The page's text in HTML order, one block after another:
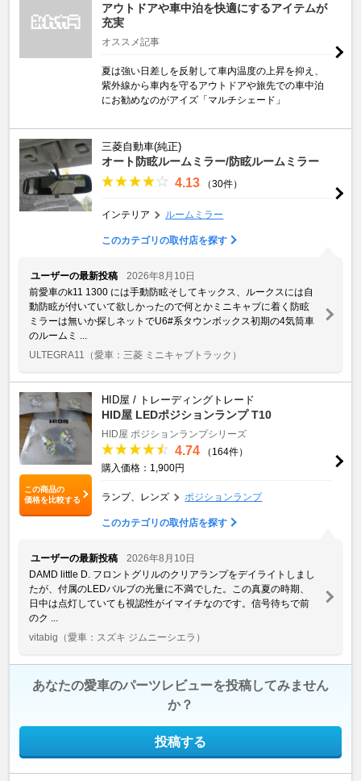
アウトドアや車中泊を快適にするアイテムが
充実
オススメ記事
夏は強い日差しを反射して車内温度の上昇を抑え、
紫外線から車内を守るアウトドアや旅先での車中泊
にお勧めなのがアイズ「マルチシェード」
三菱自動車(純正)
オート防眩ルームミラー/防眩ルームミラー
4.13 （30件）
インテリア ルームミラー
このカテゴリの取付店を探す
ユーザーの最新投稿
2026年8月10日
前愛車のk11 1300 には手動防眩そしてキックス、ルークスには自
動防眩が付いていて欲しかったので何とかミニキャブに着く防眩
ミラーは無いか探しネットでU6#系タウンボックス初期の4気筒車
のルームミ ...
ULTEGRA11
（愛車：三菱 ミニキャブトラック）
この商品の
価格を比較する
HID屋 / トレーディングトレード
HID屋 LEDポジションランプ T10
HID屋 ポジションランプシリーズ
4.74
（164件）
購入価格：1,900円
ランプ、レンズ ポジションランプ
このカテゴリの取付店を探す
ユーザーの最新投稿
2026年8月10日
DAMD little D. フロントグリルのクリアランプをデイライトしまし
たが、付属のLEDバルブの光量に不満でした。この真夏の時期、
日中は点灯していても視認性がイマイチなのです。信号待ちで前
のク ...
vitabig （愛車：スズキ ジムニーシエラ）
あなたの愛車のパーツレビューを投稿してみません
か？
投稿する